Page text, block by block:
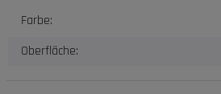
Produkteigenschaft
Wert
Farbe:
Oberfläche: